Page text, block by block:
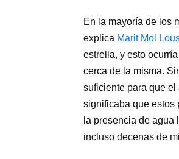
En la mayoría de los
explica Marit Mol
estrella, y esto
cerca de la misma.
suficiente para que
significaba que estos
la presencia de
incluso decenas de